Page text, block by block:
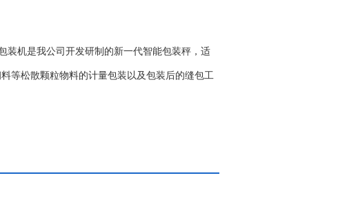
装机​是我公司开发研制的新一代智能包装秤，适
等松散颗粒物料的计量包装以及包装后的缝包工